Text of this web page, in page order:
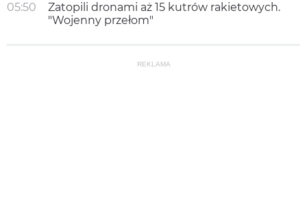
05:50
Zatopili dronami aż 15 kutrów rakietowych.
"Wojenny przełom"
REKLAMA